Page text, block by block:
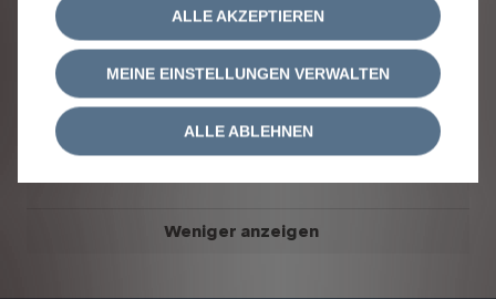
Bestandteil des Angebotes sind.
Laufzeit: 48 Monate
Laufleistung: 10.000 km/Jahr
48 x mtl. Leasingrate 399,- €
Leasingsonderzahlung: 0,- €
Weniger anzeigen
MEINE EINSTELLUNGEN VERWALTEN
ALLE AKZEPTIEREN
ALLE ABLEHNEN